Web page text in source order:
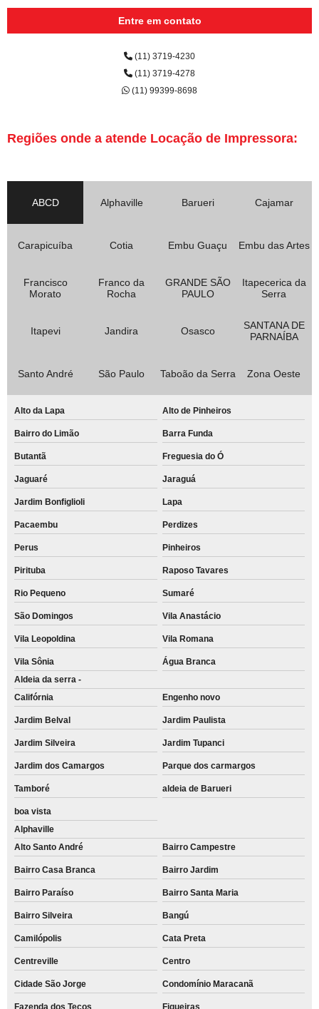
Entre em contato
(11) 3719-4230
(11) 3719-4278
(11) 99399-8698
Regiões onde a atende Locação de Impressora:
ABCD Alphaville Barueri Cajamar
Carapicuíba Cotia Embu Guaçu Embu das Artes
Francisco
Morato
Franco da
Rocha
GRANDE SÃO
PAULO
Itapecerica da
Serra
Itapevi Jandira Osasco
SANTANA DE
PARNAÍBA
Santo André São Paulo Taboão da Serra Zona Oeste
Alto da Lapa Alto de Pinheiros
Bairro do Limão Barra Funda
Butantã Freguesia do Ó
Jaguaré Jaraguá
Jardim Bonfiglioli Lapa
Pacaembu Perdizes
Perus Pinheiros
Pirituba Raposo Tavares
Rio Pequeno Sumaré
São Domingos Vila Anastácio
Vila Leopoldina Vila Romana
Vila Sônia
Água Branca
Aldeia da serra -
Califórnia
Engenho novo
Jardim Belval Jardim Paulista
Jardim Silveira Jardim Tupanci
Jardim dos Camargos Parque dos carmargos
Tamboré aldeia de Barueri
boa vista
Alphaville
Alto Santo André
Bairro Campestre
Bairro Casa Branca Bairro Jardim
Bairro Paraíso Bairro Santa Maria
Bairro Silveira Bangú
Camilópolis Cata Preta
Centreville Centro
Cidade São Jorge Condomínio Maracanã
Fazenda dos Tecos Figueiras